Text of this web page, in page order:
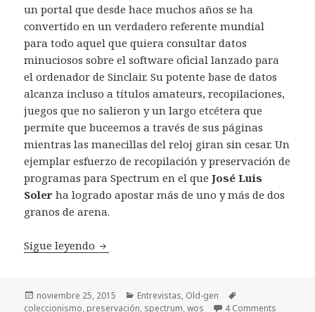
un portal que desde hace muchos años se ha
convertido en un verdadero referente mundial
para todo aquel que quiera consultar datos
minuciosos sobre el software oficial lanzado para
el ordenador de Sinclair. Su potente base de datos
alcanza incluso a títulos amateurs, recopilaciones,
juegos que no salieron y un largo etcétera que
permite que buceemos a través de sus páginas
mientras las manecillas del reloj giran sin cesar. Un
ejemplar esfuerzo de recopilación y preservación de
programas para Spectrum en el queJosé Luis
Soler ha logrado apostar más de uno y más de dos
granos de arena.
Sigue leyendo Entrevista con José Luis Soler,
Publicado
el
noviembre 25, 2015 Categorías
Entrevistas, Old-gen
coleccionismo, preservación, spectrum,wos 4 Comments